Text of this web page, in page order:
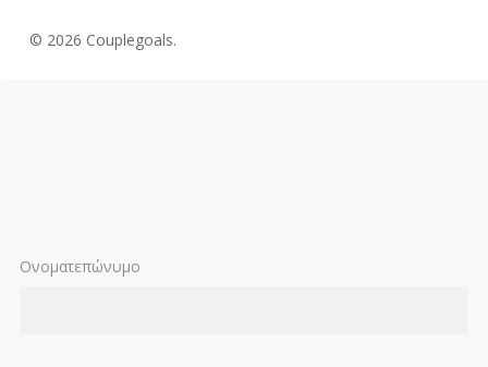
© 2026 Couplegoals.
Ονοματεπώνυμο